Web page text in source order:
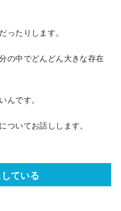
ったりします。
の中でどんどん大きな存在
んです。
ついてお話しします。
ている